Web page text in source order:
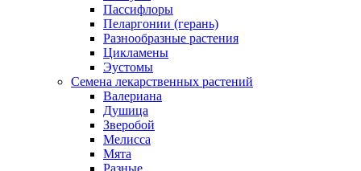
Пассифлоры
Пеларгонии (герань)
Разнообразные растения
Цикламены
Эустомы
Семена лекарственных растений
Валериана
Душица
Зверобой
Мелисса
Мята
Разные